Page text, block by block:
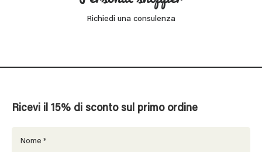
Richiedi una consulenza
Ricevi il 15% di sconto sul primo ordine